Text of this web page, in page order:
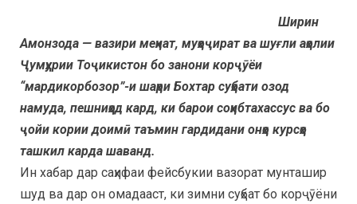
Ширин
Амонзода — вазири меҳнат, муҳоҷират ва шуғли аҳолии
Ҷумҳурии Тоҷикистон бо занони корҷӯёи
“мардикорбозор”-и шаҳри Бохтар суҳбати озод
намуда, пешниҳод кард, ки барои соҳибтахассус ва бо
ҷойи кории доимӣ таъмин гардидани онҳо курсҳо
ташкил карда шаванд.
Ин хабар дар саҳифаи фейсбукии вазорат мунташир
шуд ва дар он омадааст, ки зимни суҳбат бо корҷӯёни